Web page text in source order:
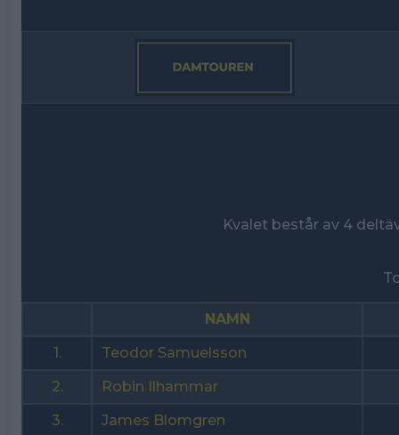
Kvalet består av 4
NAMN
1.
Teodor Samuelsson
2.
Robin Ilhammar
3.
James Blomgren